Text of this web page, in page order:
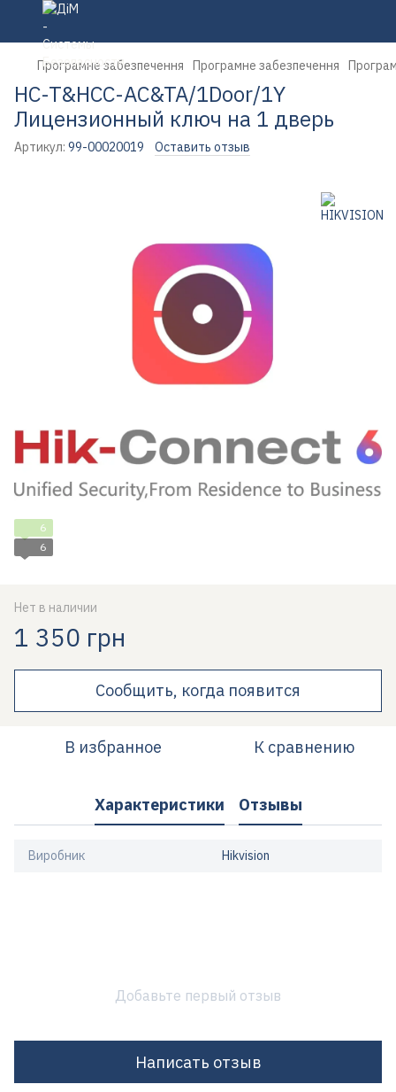
Програмне забезпечення Програмне забезпечення
HC-T&HCC-AC&TA/1Door/1Y
Лицензионный ключ на 1 дверь
Артикул: 99-00020019 Оставить отзыв
6
6
Нет в наличии
1 350 грн
Сообщить, когда появится
В избранное К сравнению
Характеристики Отзывы
Виробник Hikvision
Добавьте первый отзыв
Написать отзыв